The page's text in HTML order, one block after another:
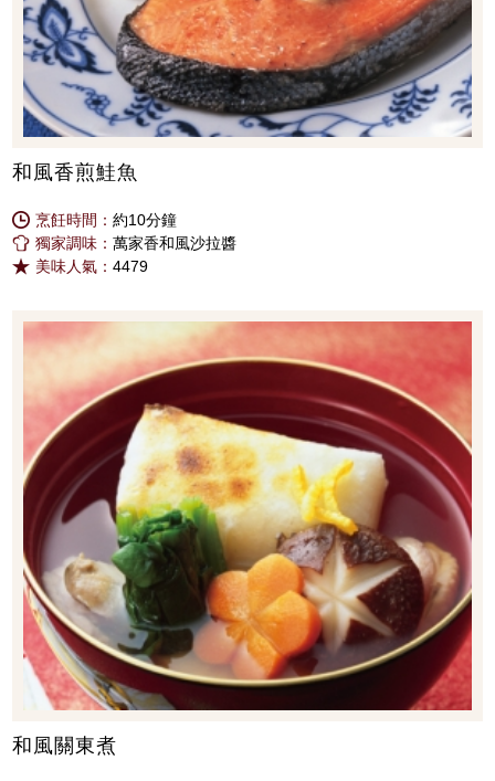
和風香煎鮭魚
烹飪時間：約10分鐘
獨家調味：萬家香和風沙拉醬
美味人氣：4479
和風關東煮